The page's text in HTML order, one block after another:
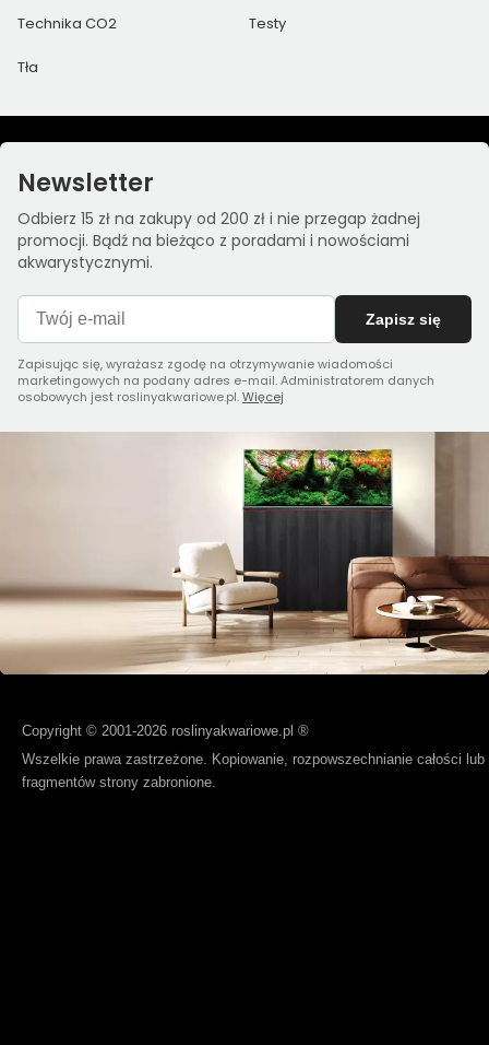
Technika CO2 Testy
Tła
Newsletter
Odbierz 15 zł na zakupy od 200 zł i nie przegap żadnej
promocji. Bądź na bieżąco z poradami i nowościami
akwarystycznymi.
Zapisz się
Zapisując się, wyrażasz zgodę na otrzymywanie wiadomości
marketingowych na podany adres e-mail. Administratorem danych
osobowych jest roslinyakwariowe.pl.Więcej
Copyright © 2001-2026 roslinyakwariowe.pl ®
Wszelkie prawa zastrzeżone. Kopiowanie, rozpowszechnianie całości lub
fragmentów strony zabronione.